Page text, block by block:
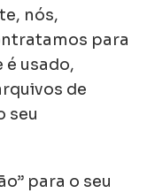
nós,
para
usado,
de
seu
para o seu